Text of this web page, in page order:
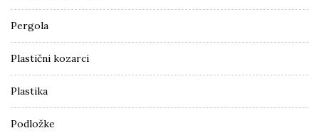
Pergola
Plastični kozarci
Plastika
Podložke